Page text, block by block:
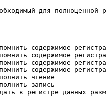
для полноценной